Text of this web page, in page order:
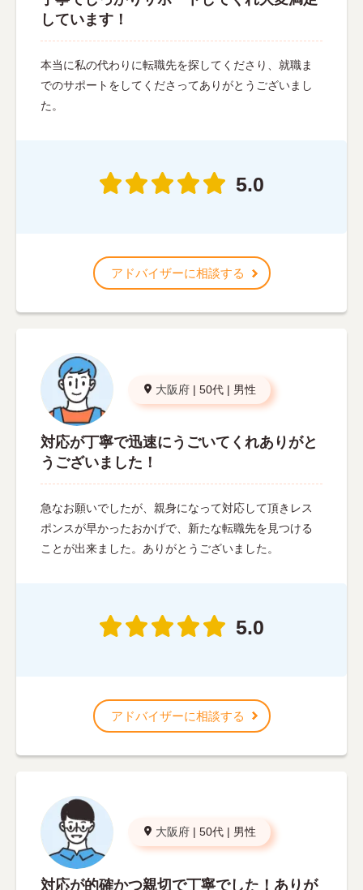
しています！
本当に私の代わりに転職先を探してくださり、就職ま
でのサポートをしてくださってありがとうございまし
た。
5.0
アドバイザーに相談する
大阪府 | 50代 | 男性
対応が丁寧で迅速にうごいてくれありがと
うございました！
急なお願いでしたが、親身になって対応して頂きレス
ポンスが早かったおかげで、新たな転職先を見つける
ことが出来ました。ありがとうございました。
5.0
アドバイザーに相談する
大阪府 | 50代 | 男性
対応が的確かつ親切で丁寧でした！ありが